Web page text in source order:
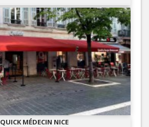
QUICK MÉDECIN NICE